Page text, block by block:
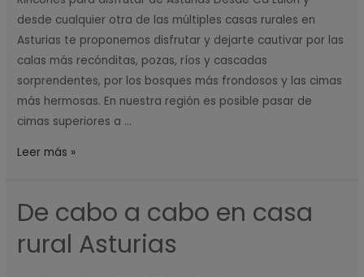
desde cualquier otra de las múltiples casas rurales en
Asturias te proponemos disfrutar y dejarte cautivar por las
calas más recónditas, pozas, ríos y cascadas
sorprendentes, por los bosques más frondosos y las cimas
más hermosas. En nuestra región es posible pasar de
cimas superiores a …
Leer más »
De cabo a cabo en casa
rural Asturias
De
a